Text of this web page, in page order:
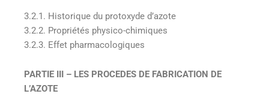
3.2.1. Historique du protoxyde d’azote
3.2.2. Propriétés physico-chimiques
3.2.3. Effet pharmacologiques
PARTIE III – LES PROCEDES DE FABRICATION DE
L’AZOTE